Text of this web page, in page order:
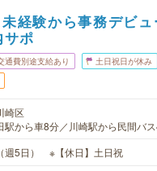
未経験から事務デビ
ポ
通費別途支給あり 土日祝日が休み
崎区
駅から車8分／川崎駅から民間バ
週5日） ※【休日】土日祝